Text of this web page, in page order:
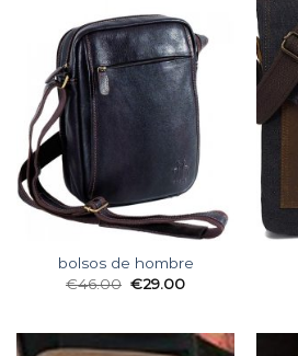
bolsos de hombre
€46.00 €29.00